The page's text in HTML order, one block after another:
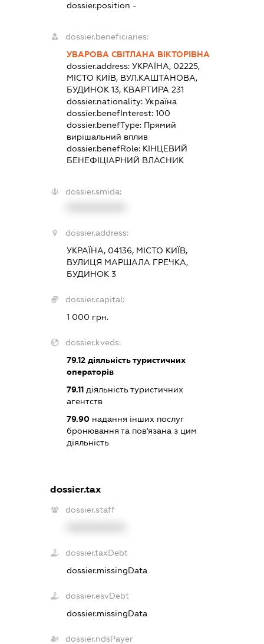
dossier.position -
dossier.beneficiaries:
УВАРОВА СВІТЛАНА ВІКТОРІВНА
dossier.address:УКРАЇНА, 02225,
МІСТО КИЇВ, ВУЛ.КАШТАНОВА,
БУДИНОК 13, КВАРТИРА 231
dossier.nationality:Україна
dossier.benefInterest:100
dossier.benefType: Прямий
вирішальний вплив
dossier.benefRole: КІНЦЕВИЙ
БЕНЕФІЦІАРНИЙ ВЛАСНИК
dossier.smida:
dossier.address:
УКРАЇНА, 04136, МІСТО КИЇВ,
ВУЛИЦЯ МАРШАЛА ГРЕЧКА,
БУДИНОК 3
dossier.capital:
1 000 грн.
dossier.kveds:
79.12 діяльність туристичних
операторів
79.11 діяльність туристичних
агентств
79.90 надання інших послуг
бронювання та пов'язана з цим
діяльність
dossier.tax
dossier.staff
dossier.taxDebt
dossier.missingData
dossier.esvDebt
dossier.missingData
dossier.ndsPayer